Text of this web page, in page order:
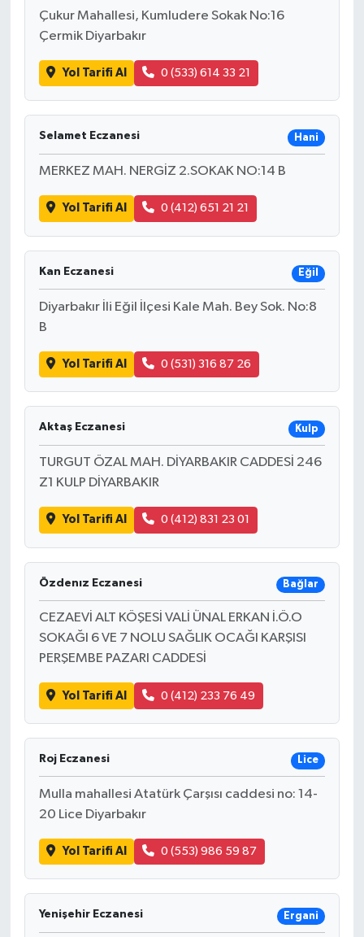
Çukur Mahallesi, Kumludere Sokak No:16
Çermik Diyarbakır
Yol Tarifi Al 0 (533) 614 33 21
Selamet Eczanesi Hani
MERKEZ MAH. NERGİZ 2.SOKAK NO:14 B
Yol Tarifi Al 0 (412) 651 21 21
Kan Eczanesi Eğil
Diyarbakır İli Eğil İlçesi Kale Mah. Bey Sok. No:8
B
Yol Tarifi Al 0 (531) 316 87 26
Aktaş Eczanesi Kulp
TURGUT ÖZAL MAH. DİYARBAKIR CADDESİ 246
Z1 KULP DİYARBAKIR
Yol Tarifi Al 0 (412) 831 23 01
Özdenız Eczanesi Bağlar
CEZAEVİ ALT KÖŞESİ VALİ ÜNAL ERKAN İ.Ö.O
SOKAĞI 6 VE 7 NOLU SAĞLIK OCAĞI KARŞISI
PERŞEMBE PAZARI CADDESİ
Yol Tarifi Al 0 (412) 233 76 49
Roj Eczanesi Lice
Mulla mahallesi Atatürk Çarşısı caddesi no: 14-
20 Lice Diyarbakır
Yol Tarifi Al 0 (553) 986 59 87
Yenişehir Eczanesi Ergani